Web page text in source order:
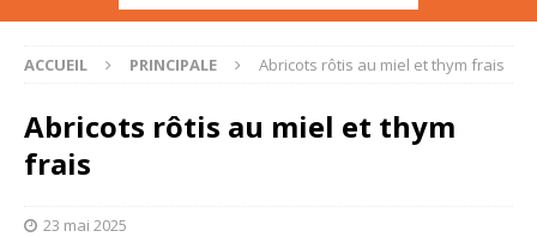
ACCUEIL PRINCIPALE Abricots rôtis au miel et thym frais
Abricots rôtis au miel et thym
frais
23 mai 2025